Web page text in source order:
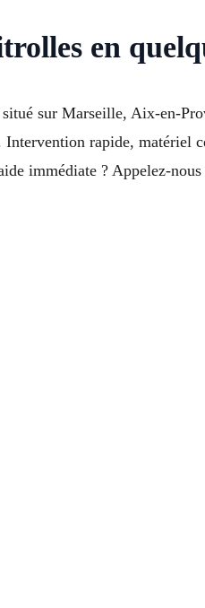
en
sur Marseille, Aix-en-
rapide, matériel
immédiate ? Appelez-